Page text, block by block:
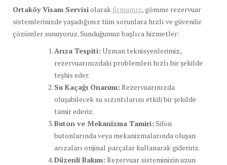
Ortaköy Visam Servisiolarak firmamız, gömme rezervuar
sistemlerinizde yaşadığınız tüm sorunlara hızlı ve güvenilir
çözümler sunuyoruz. Sunduğumuz başlıca hizmetler:
Arıza Tespiti: Uzman teknisyenlerimiz,
rezervuarınızdaki problemleri hızlı bir şekilde
teşhis eder.
Su Kaçağı Onarımı: Rezervuarınızda
oluşabilecek su sızıntılarını etkili bir şekilde
tamir ederiz.
Buton ve Mekanizma Tamiri: Sifon
butonlarında veya mekanizmalarında oluşan
arızaları orijinal parçalar kullanarak gideririz.
Düzenli Bakım: Rezervuar sisteminizin uzun